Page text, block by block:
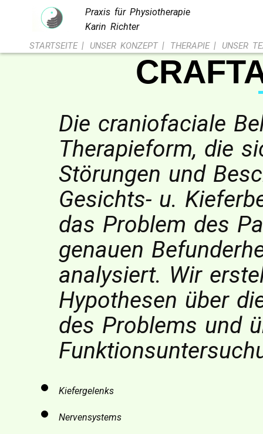
Praxis für Physiotherapie
Karin Richter
STARTSEITE| UNSER KONZEPT| THERAPIE| UNSER
Die craniofaciale
Therapieform, die
Störungen und
Gesichts- u.
das Problem des
genauen
analysiert. Wir
Hypothesen über
des Problems und
Kiefergelenks
Nervensystems